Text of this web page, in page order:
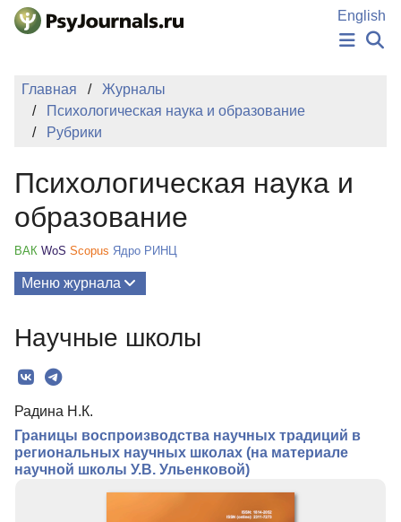
Перейти к основному содержанию
English
НОВОСТИ
ИЗДАНИЯ
АВТОРЫ
КЛЮЧЕВЫЕ СЛОВА
Главная
Журналы
Психологическая наука и образование
Рубрики
Психологическая наука и
образование
ВАК WoS Scopus Ядро РИНЦ
Меню журнала
О Журнале
Миссия
Редколлегия
Редакционная политика
Индексирование
Научные школы
Радина Н.К.
Границы воспроизводства научных традиций в
региональных научных школах (на материале
научной школы У.В. Ульенковой)